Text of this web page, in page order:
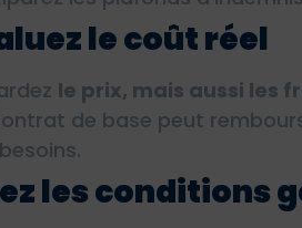
le coût réel
le prix, mais aussi les
de base peut
les conditions